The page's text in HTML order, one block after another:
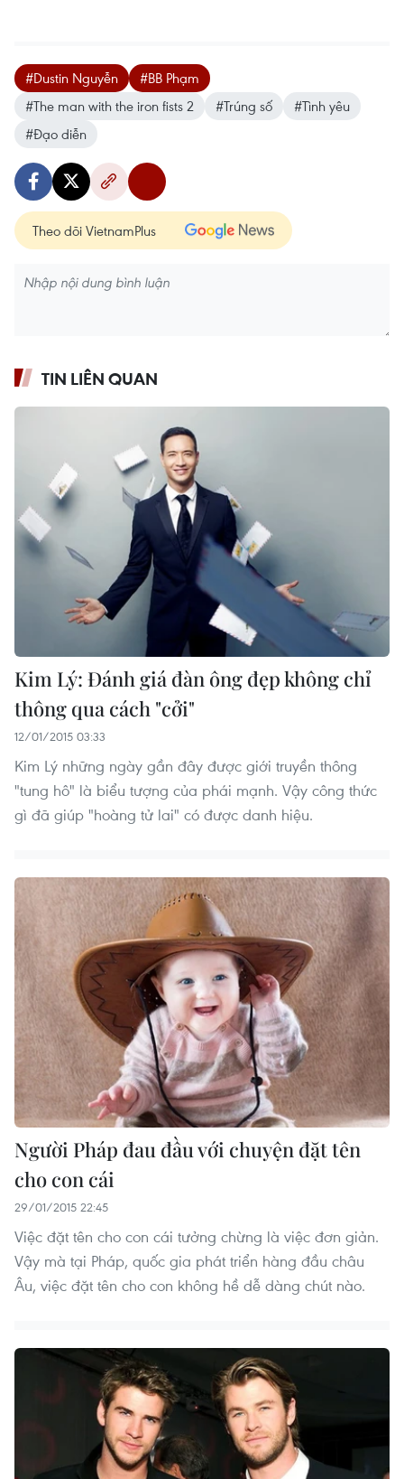
#Dustin Nguyễn
#BB Phạm
#The man with the iron fists 2
#Trúng số
#Tình yêu
#Đạo diễn
Theo dõi VietnamPlus
TIN LIÊN QUAN
Kim Lý: Đánh giá đàn ông đẹp không chỉ
thông qua cách "cởi"
12/01/2015 03:33
Kim Lý những ngày gần đây được giới truyền thông
"tung hô" là biểu tượng của phái mạnh. Vậy công thức
gì đã giúp "hoàng tử lai" có được danh hiệu.
Người Pháp đau đầu với chuyện đặt tên
cho con cái
29/01/2015 22:45
Việc đặt tên cho con cái tưởng chừng là việc đơn giản.
Vậy mà tại Pháp, quốc gia phát triển hàng đầu châu
Âu, việc đặt tên cho con không hề dễ dàng chút nào.